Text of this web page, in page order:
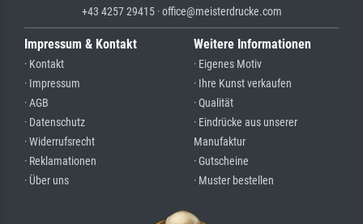
+43 4257 29415 · office@meisterdrucke.com
Impressum & Kontakt
· Kontakt
· Impressum
· AGB
· Datenschutz
· Widerrufsrecht
· Reklamationen
· Über uns
Weitere Informationen
· Eigenes Motiv
· Ihre Kunst verkaufen
· Qualität
· Eindrücke aus unserer
Manufaktur
· Gutscheine
· Muster bestellen